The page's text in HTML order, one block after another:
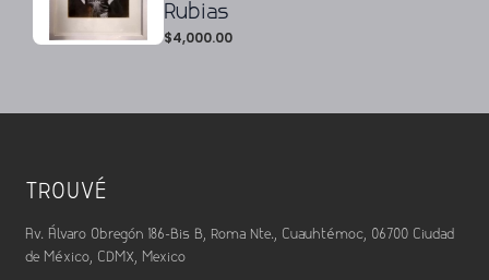
Rubias
$4,000.00
TROUVÉ
Av. Álvaro Obregón 186-Bis B, Roma Nte., Cuauhtémoc, 06700 Ciudad
de México, CDMX, Mexico